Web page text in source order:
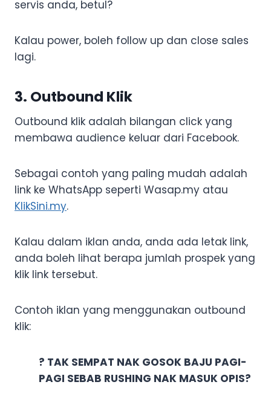
servis anda, betul?
Kalau power, boleh follow up dan close sales
lagi.
3. Outbound Klik
Outbound klik adalah bilangan click yang
membawa audience keluar dari Facebook.
Sebagai contoh yang paling mudah adalah
link ke WhatsApp seperti Wasap.my atau
KlikSini.my.
Kalau dalam iklan anda, anda ada letak link,
anda boleh lihat berapa jumlah prospek yang
klik link tersebut.
Contoh iklan yang menggunakan outbound
klik:
? TAK SEMPAT NAK GOSOK BAJU PAGI-
PAGI SEBAB RUSHING NAK MASUK OPIS?